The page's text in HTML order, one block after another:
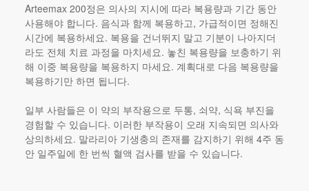
Arteemax 200정은 의사의 지시에 따라 복용량과 기간 동안
사용해야 합니다. 음식과 함께 복용하고, 가급적이면 정해진
시간에 복용하세요. 복용을 건너뛰지 말고 기분이 나아지더
라도 전체 치료 과정을 마치세요. 놓친 복용량을 보충하기 위
해 이중 복용량을 복용하지 마세요. 계획대로 다음 복용량을
복용하기만 하면 됩니다.
일부 사람들은 이 약의 부작용으로 두통, 쇠약, 식욕 부진을
경험할 수 있습니다. 이러한 부작용이 오래 지속되면 의사와
상의하세요. 말라리아 기생충의 존재를 감지하기 위해 4주 동
안 일주일에 한 번씩 혈액 검사를 받을 수 있습니다.